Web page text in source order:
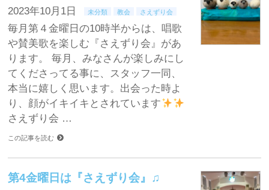
2023年10月1日 未分類 教会 さえずり会
毎月第４金曜日の10時半からは、唱歌
や賛美歌を楽しむ『さえずり会』があ
ります。 毎月、みなさんが楽しみにし
てくださってる事に、スタッフ一同、
本当に嬉しく思います。出会った時よ
り、顔がイキイキとされています
さえずり会 …
この記事を読む
第4金曜日は『さえずり会』♫